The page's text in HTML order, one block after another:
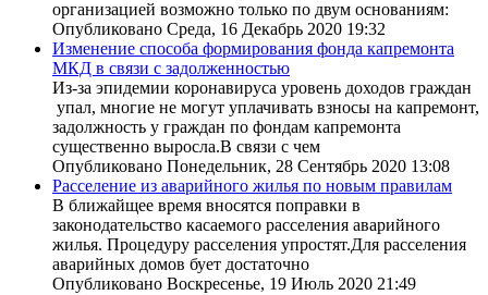
организацией возможно только по двум основаниям:
Опубликовано Среда, 16 Декабрь 2020 19:32
Изменение способа формирования фонда капремонта
МКД в связи с задолженностью
Из-за эпидемии коронавируса уровень доходов граждан
упал, многие не могут уплачивать взносы на капремонт,
задолжность у граждан по фондам капремонта
существенно выросла.В связи с чем
Опубликовано Понедельник, 28 Сентябрь 2020 13:08
Расселение из аварийного жилья по новым правилам
В ближайщее время вносятся поправки в
законодательство касаемого расселения аварийного
жилья. Процедуру расселения упростят.Для расселения
аварийных домов бует достаточно
Опубликовано Воскресенье, 19 Июль 2020 21:49